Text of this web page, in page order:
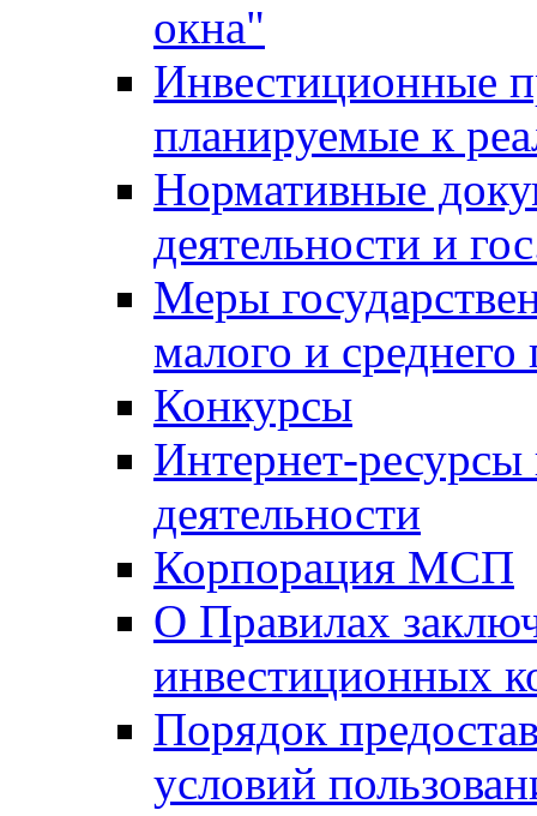
окна"
Инвестиционные
планируемые к
Нормативные
деятельности и
Меры
малого и среднего
Конкурсы
Интернет-
деятельности
Корпорация МСП
О Правилах
инвестиционных
Порядок
условий